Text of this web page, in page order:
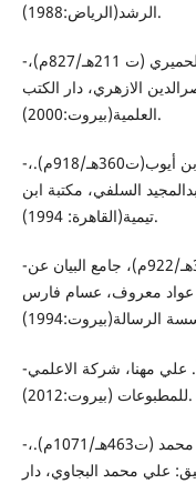
الرشد(الرياض:1988).
-الصنعاني أبو بكر عبد الرزاق بن همام الحميري (ت 211هـ/827م)،
الازهري، دار الكتب
العلمية(بيروت:2000).
-الطبراني أبو القاسم سليمان بن أحمد بن أيوب(ت360هـ/918م).،
السلفي، مكتبة ابن
تيمية(القاهرة: 1994).
-الطبري، الطبري. محمد بن جرير (ت 310هـ/922م)، جامع البيان عن
عواد معروف، عسام فارس
-الطبري، تاريخ الطبري، تحقيق: عبدأ. علي مهنا، شركة الاعلمي
للمطبوعات (بيروت:2012).
-ابن عبدالبر، ابو عمر يوسف بن عبدالله بن محمد (ت463هـ/1071م).،
علي محمد البجاوي، دار